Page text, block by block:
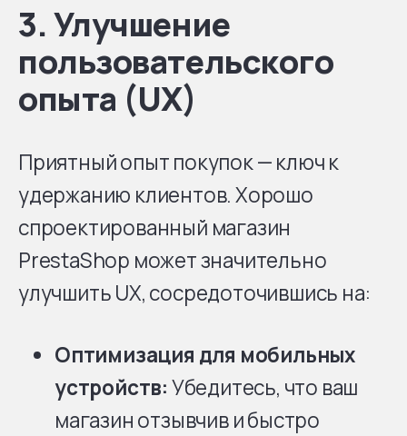
3. Улучшение
пользовательского
опыта (UX)
Приятный опыт покупок — ключ к
удержанию клиентов. Хорошо
спроектированный магазин
PrestaShop может значительно
улучшить UX, сосредоточившись на:
Оптимизация для мобильных
устройств:Убедитесь, что ваш
магазин отзывчив и быстро